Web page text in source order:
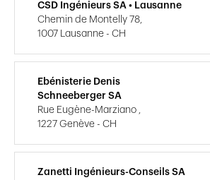
CSD Ingénieurs SA • Lausanne
Chemin de Montelly 78,
1007 Lausanne - CH
Ebénisterie Denis
Schneeberger SA
Rue Eugène-Marziano ,
1227 Genève - CH
Zanetti Ingénieurs-Conseils SA